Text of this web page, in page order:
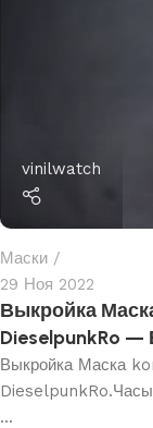
vinilwatch
Маски
29 Ноя 2022
Выкройка
DieselpunkRo
Выкройка Маска
...